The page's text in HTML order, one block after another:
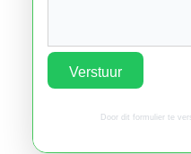
Verstuur
Door dit formulier te